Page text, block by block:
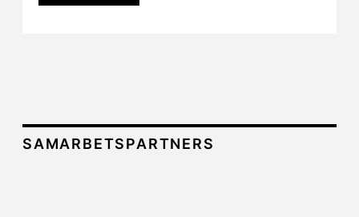
SAMARBETSPARTNERS